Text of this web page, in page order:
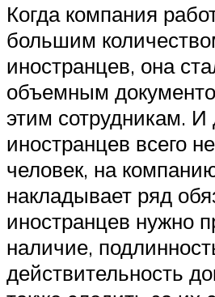
Когда компания
большим
иностранцев, она
объемным
этим сотрудникам. И
иностранцев всего
человек, на
накладывает ряд
иностранцев нужно
наличие,
действительность